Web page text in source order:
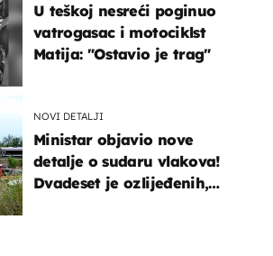
U teškoj nesreći poginuo
vatrogasac i motociklst
Matija: "Ostavio je trag"
NOVI DETALJI
Ministar objavio nove
detalje o sudaru vlakova!
Dvadeset je ozlijeđenih,